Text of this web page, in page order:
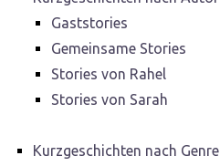
Gaststories
Gemeinsame Stories
Stories von Rahel
Stories von Sarah
Kurzgeschichten nach Genre